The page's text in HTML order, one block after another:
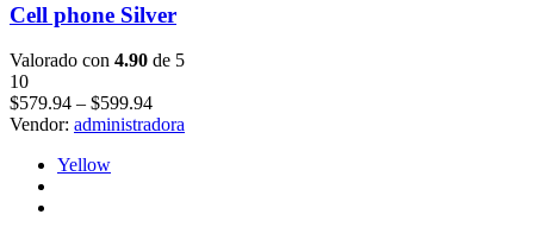
Cell phone Silver
Valorado con 4.90 de 5
10
$579.94 – $599.94
Vendor: administradora
Yellow